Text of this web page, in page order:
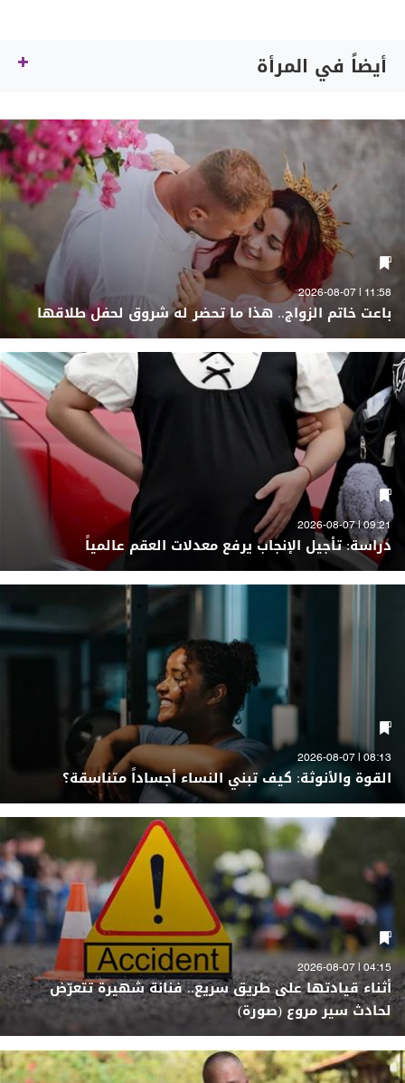
أيضاً في المرأة
11:58 | 2026-08-07
باعت خاتم الزواج.. هذا ما تحضر له شروق لحفل طلاقها
09:21 | 2026-08-07
دراسة: تأجيل الإنجاب يرفع معدلات العقم عالمياً
08:13 | 2026-08-07
القوة والأنوثة: كيف تبني النساء أجساداً متناسقة؟
04:15 | 2026-08-07
أثناء قيادتها على طريق سريع.. فنانة شهيرة تتعرّض
لحادث سير مروع (صورة)